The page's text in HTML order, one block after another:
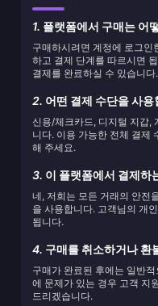
1. 플랫폼에서 구매는 어
구매하시려면 계정에 로그인
하고 결제 단계를 따르시면
결제를 완료하실 수 있습니다.
2. 어떤 결제 수단을 사용
신용/체크카드, 디지털 지갑,
니다. 이용 가능한 전체 결제
해 주세요.
3. 이 플랫폼에서 결제하
네, 저희는 모든 거래의 안전
을 사용합니다. 고객님의 개
됩니다.
4. 구매를 취소하거나 환
구매가 완료된 후에는 일반
에 문제가 있는 경우 고객 지
드리겠습니다.